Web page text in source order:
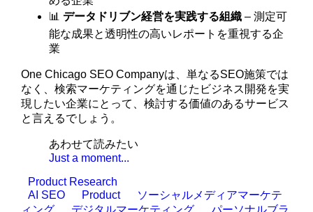
📊データドリブン経営を実践する組織 – 測定可
能な成果と透明性の高いレポートを重視する企
業
One Chicago SEO Companyは、単なるSEO施策では
なく、検索マーケティングを通じたビジネス開発を実
現したい企業にとって、検討する価値のあるサービス
と言えるでしょう。
あわせて読みたい
Just a moment...
Product Research
AI SEO
Product
ソーシャルメディアマーケテ
ィング
デジタルマーケティング
パーソナルブラ